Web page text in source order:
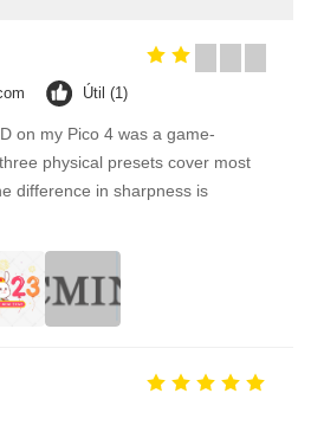
Útil (1)
on my Pico 4 was a game-
physical presets cover most
difference in sharpness is